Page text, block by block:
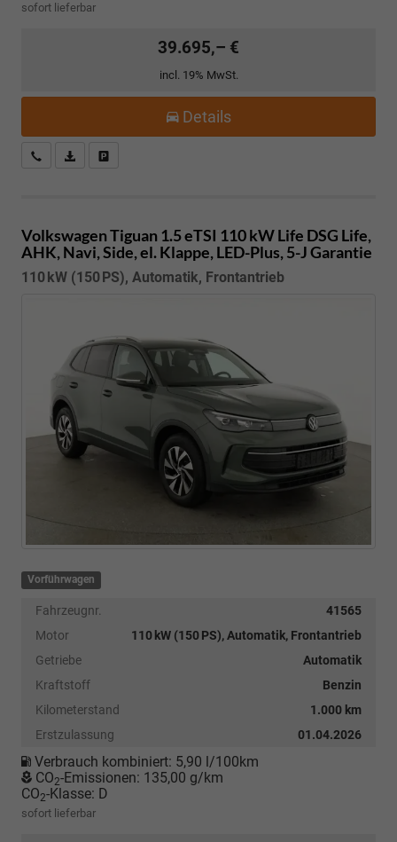
sofort lieferbar
39.695,– €
incl. 19% MwSt.
Details
Kostenloser Rückruf-Service
PDF-Datei, Fahrzeugexposé drucken
Volkswagen Tiguan1.5 eTSI 110 kW Life DSG Life,
AHK, Navi, Side, el. Klappe, LED-Plus, 5-J Garantie
110 kW (150 PS), Automatik, Frontantrieb
Vorführwagen
Fahrzeugnr.
41565
Motor
110 kW (150 PS), Automatik, Frontantrieb
Getriebe
Automatik
Kraftstoff
Benzin
Kilometerstand
1.000 km
Erstzulassung
01.04.2026
Verbrauch kombiniert: 5,90 l/100km
CO2-Emissionen: 135,00 g/km
CO2-Klasse: D
sofort lieferbar